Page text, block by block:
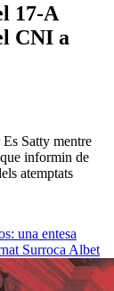
17-A
CNI a
Satty mentre
informin de
atemptats
una entesa
Surroca Albet